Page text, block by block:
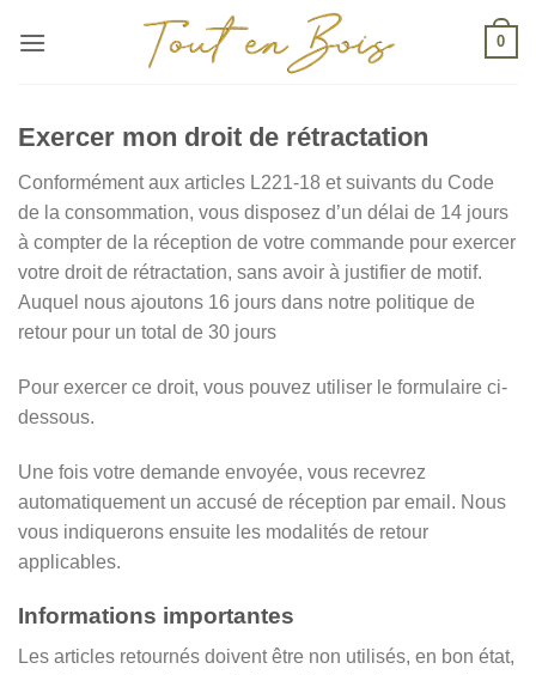
0
Exercer mon droit de rétractation
Conformément aux articles L221-18 et suivants du Code
de la consommation, vous disposez d’un délai de 14 jours
à compter de la réception de votre commande pour exercer
votre droit de rétractation, sans avoir à justifier de motif.
Auquel nous ajoutons 16 jours dans notre politique de
retour pour un total de 30 jours
Pour exercer ce droit, vous pouvez utiliser le formulaire ci-
dessous.
Une fois votre demande envoyée, vous recevrez
automatiquement un accusé de réception par email. Nous
vous indiquerons ensuite les modalités de retour
applicables.
Informations importantes
Les articles retournés doivent être non utilisés, en bon état,